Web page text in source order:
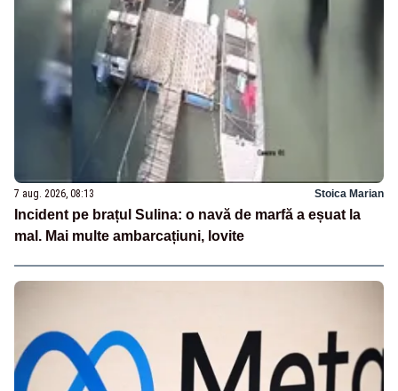
7 aug. 2026, 08:13 Stoica Marian
Incident pe brațul Sulina: o navă de marfă a eșuat la
mal. Mai multe ambarcațiuni, lovite